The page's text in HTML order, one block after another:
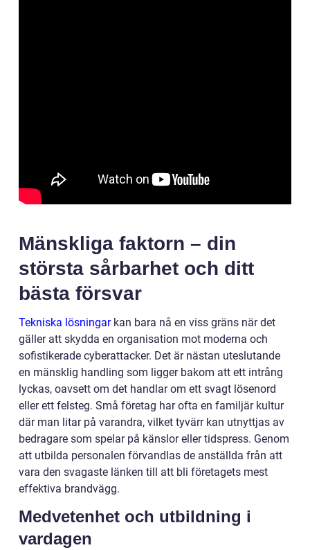
Mänskliga faktorn – din
största sårbarhet och ditt
bästa försvar
Tekniska lösningarkan bara nå en viss gräns när det
gäller att skydda en organisation mot moderna och
sofistikerade cyberattacker. Det är nästan uteslutande
en mänsklig handling som ligger bakom att ett intrång
lyckas, oavsett om det handlar om ett svagt lösenord
eller ett felsteg. Små företag har ofta en familjär kultur
där man litar på varandra, vilket tyvärr kan utnyttjas av
bedragare som spelar på känslor eller tidspress. Genom
att utbilda personalen förvandlas de anställda från att
vara den svagaste länken till att bli företagets mest
effektiva brandvägg.
Medvetenhet och utbildning i
vardagen